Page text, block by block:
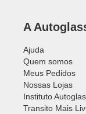
A
Ajuda
Quem somos
Meus Pedidos
Nossas Lojas
Instituto
Transito Mais